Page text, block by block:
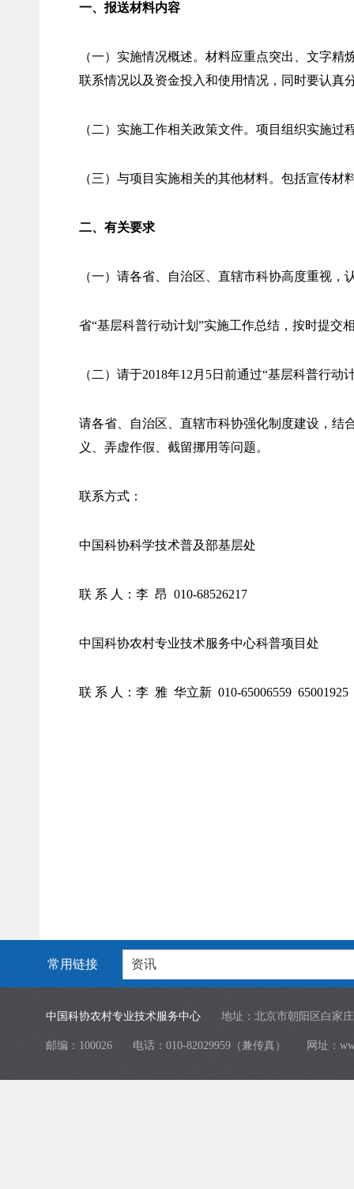
一、报送材料内容
（一）实施情况概述。材料应重点突出、文字
联系情况以及资金投入和使用情况，同时要认真
（二）实施工作相关政策文件。项目组织实施
（三）与项目实施相关的其他材料。包括宣传材
二、有关要求
（一）请各省、自治区、直辖市科协高度重视，
省“基层科普行动计划”实施工作总结，按时提交
（二）请于2018年12月5日前通过“基层科普行动
请各省、自治区、直辖市科协强化制度建设，结
义、弄虚作假、截留挪用等问题。
联系方式：
中国科协科学技术普及部基层处
联 系 人：李 昂 010-68526217
中国科协农村专业技术服务中心科普项目处
联 系 人：李 雅 华立新 010-65006559 65001925
常用链接 资讯
中国科协农村专业技术服务中心 地址：北京市朝阳区白家
邮编：100026 电话：010-82029959（兼传真） 网址：